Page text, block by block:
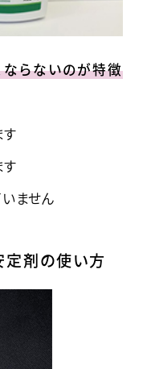
ならないのが特徴
ません
定剤の使い方